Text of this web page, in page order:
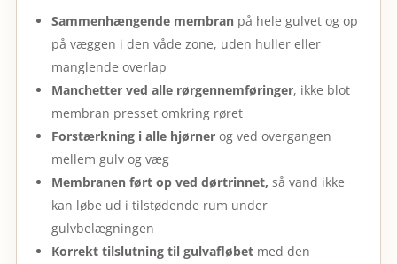
Sammenhængende membranpå hele gulvet og op
på væggen i den våde zone, uden huller eller
manglende overlap
Manchetter ved alle rørgennemføringer, ikke blot
membran presset omkring røret
Forstærkning i alle hjørnerog ved overgangen
mellem gulv og væg
Membranen ført op ved dørtrinnet, så vand ikke
kan løbe ud i tilstødende rum under
gulvbelægningen
Korrekt tilslutning til gulvafløbetmed den